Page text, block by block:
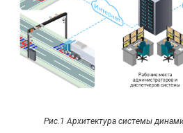
Рис.1 Архитектура системы